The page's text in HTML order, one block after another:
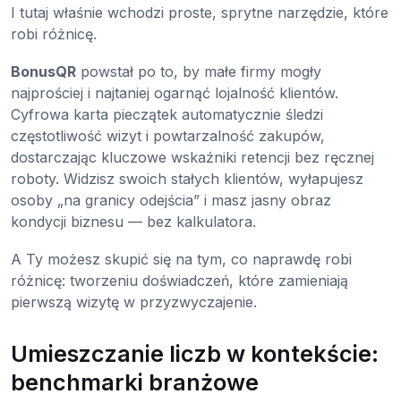
I tutaj właśnie wchodzi proste, sprytne narzędzie, które
robi różnicę.
BonusQR powstał po to, by małe firmy mogły
najprościej i najtaniej ogarnąć lojalność klientów.
Cyfrowa karta pieczątek automatycznie śledzi
częstotliwość wizyt i powtarzalność zakupów,
dostarczając kluczowe wskaźniki retencji bez ręcznej
roboty. Widzisz swoich stałych klientów, wyłapujesz
osoby „na granicy odejścia” i masz jasny obraz
kondycji biznesu — bez kalkulatora.
A Ty możesz skupić się na tym, co naprawdę robi
różnicę: tworzeniu doświadczeń, które zamieniają
pierwszą wizytę w przyzwyczajenie.
Umieszczanie liczb w kontekście:
benchmarki branżowe